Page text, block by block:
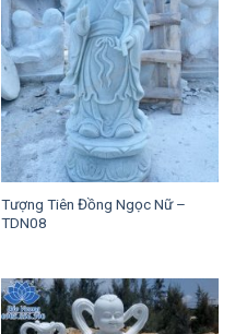
Tượng Tiên Đồng Ngọc Nữ –
TDN08